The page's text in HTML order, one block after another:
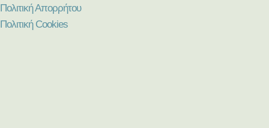
Πολιτική Απορρήτου
Πολιτική Cookies